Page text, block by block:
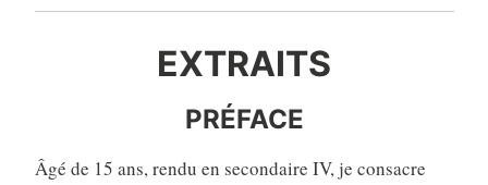
EXTRAITS
PRÉFACE
Âgé de 15 ans, rendu en secondaire IV, je consacre